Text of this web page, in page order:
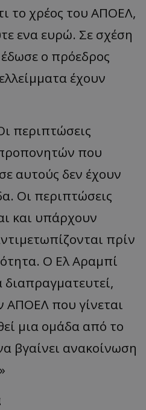
το χρέος του ΑΠΟΕΛ,
ενα ευρώ. Σε σχέση
ο πρόεδρος
έχουν
περιπτώσεις
που
αυτούς δεν έχουν
Οι περιπτώσεις
και υπάρχουν
πρίν
Ο Ελ Αραμπί
διαπραγματευτεί,
ΑΠΟΕΛ που γίνεται
μια ομάδα από το
βγαίνει ανακοίνωση